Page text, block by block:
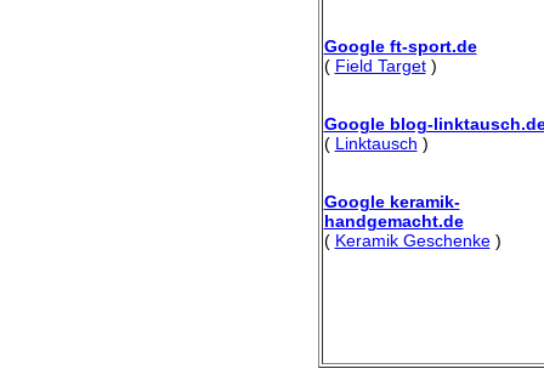
Google ft-sport.de
( Field Target)
Google blog-
( Linktausch )
Google keramik-
handgemacht.de
( Keramik Geschenke)